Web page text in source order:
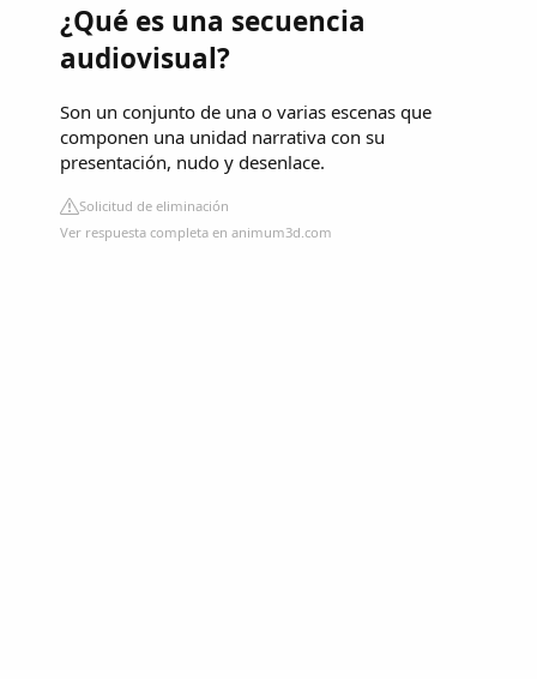
¿Qué es una secuencia
audiovisual?
Son un conjunto de una o varias escenas que
componen una unidad narrativa con su
presentación, nudo y desenlace.
Solicitud de eliminación
Ver respuesta completa en animum3d.com